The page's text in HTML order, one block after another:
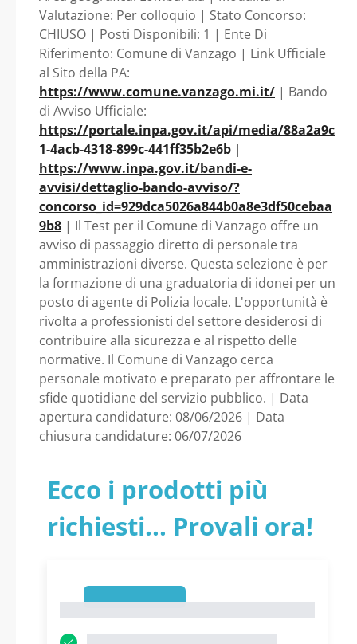
di Polizia locale
inquadrato nell’area
degli istruttori -
Lombardia - Comune
di Vanzago
Valutazione: Per colloquio | Stato Concorso:
CHIUSO | Posti Disponibili: 1 | Ente Di
Riferimento: Comune di Vanzago | Link Ufficiale
al Sito della PA:
https://www.comune.vanzago.mi.it/ | Bando
di Avviso Ufficiale:
https://portale.inpa.gov.it/api/media/88a2a9c
1-4acb-4318-899c-441ff35b2e6b |
https://www.inpa.gov.it/bandi-e-
avvisi/dettaglio-bando-avviso/?
concorso_id=929dca5026a844b0a8e3df50cebaa
9b8 | Il Test per il Comune di Vanzago offre un
avviso di passaggio diretto di personale tra
amministrazioni diverse. Questa selezione è per
la formazione di una graduatoria di idonei per un
posto di agente di Polizia locale. L'opportunità è
rivolta a professionisti del settore desiderosi di
contribuire alla sicurezza e al rispetto delle
normative. Il Comune di Vanzago cerca
personale motivato e preparato per affrontare le
sfide quotidiane del servizio pubblico. | Data
apertura candidature: 08/06/2026 | Data
chiusura candidature: 06/07/2026
Ecco i prodotti più
richiesti... Provali ora!